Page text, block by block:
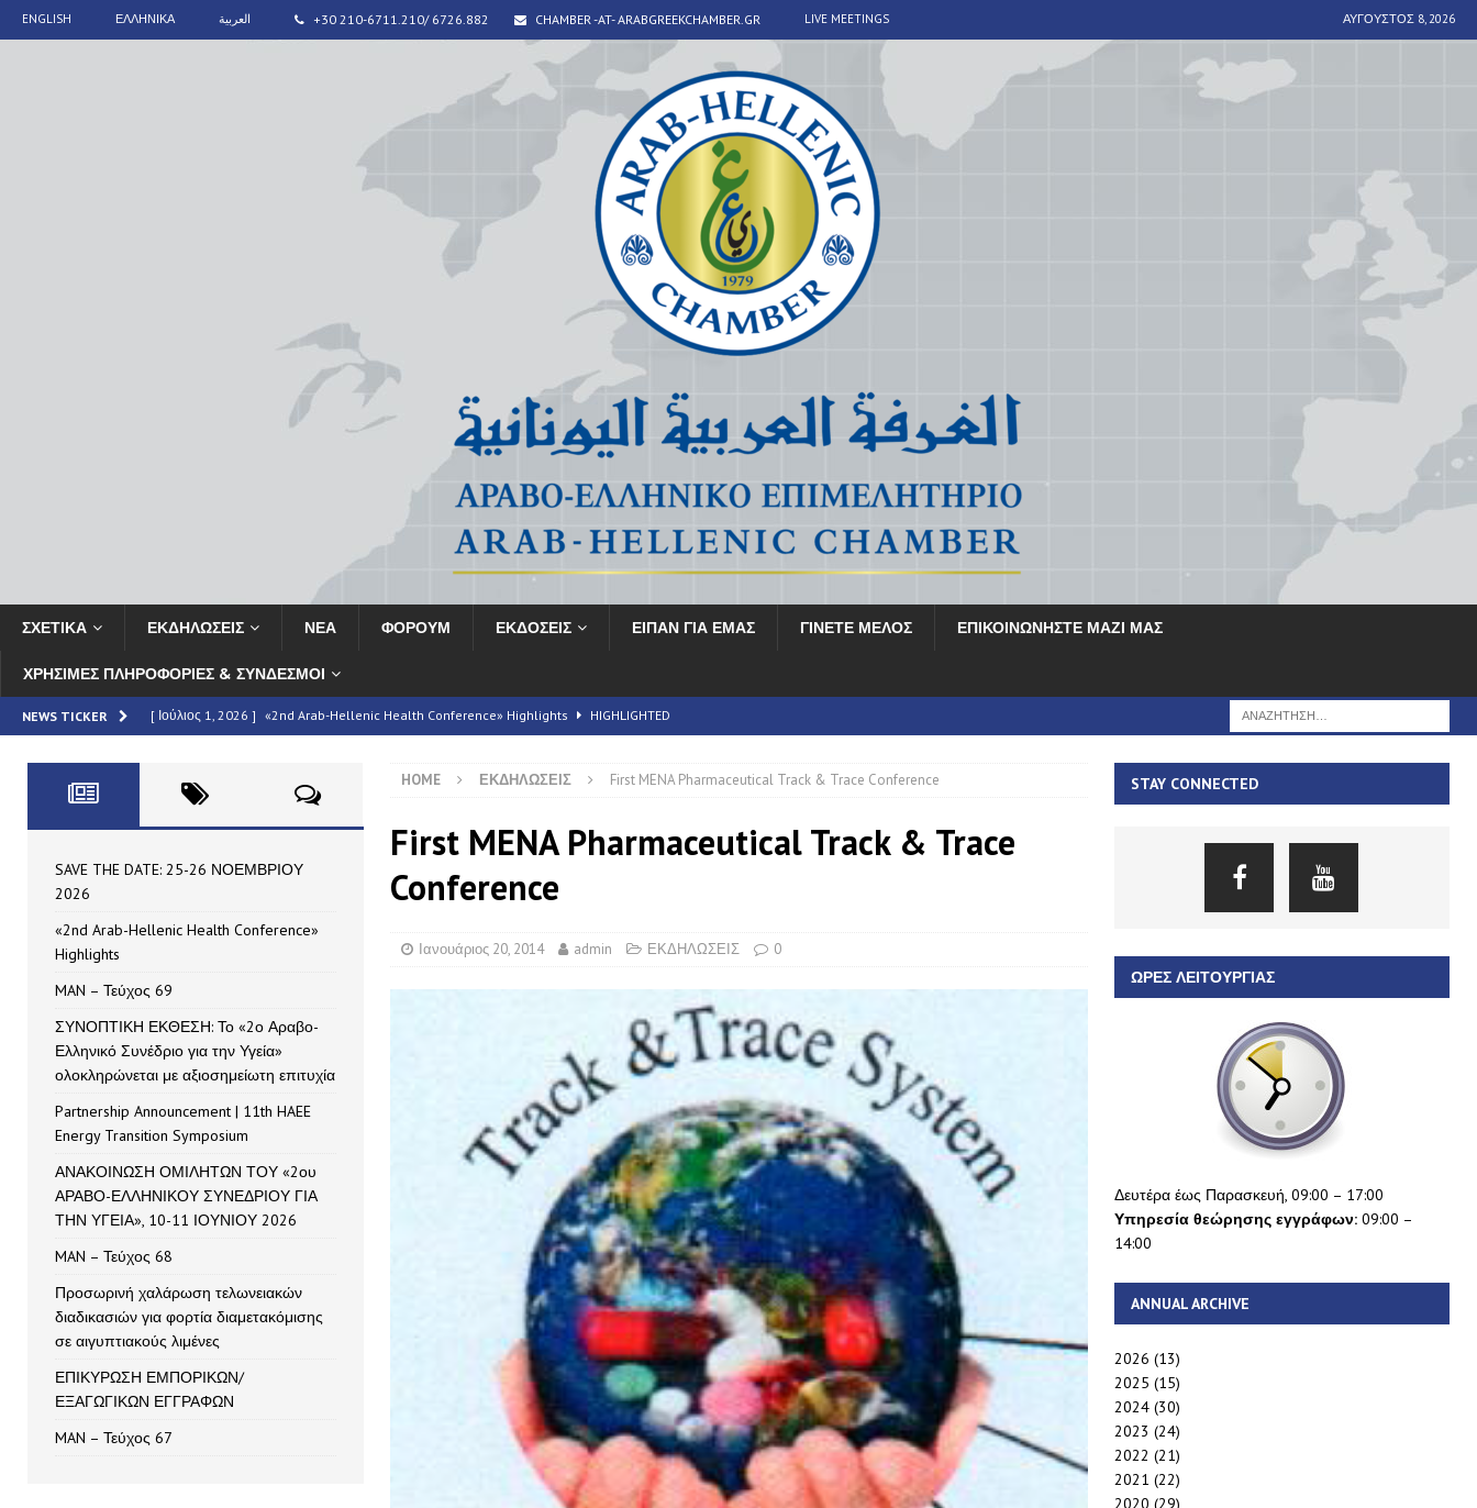
ENGLISH ΕΛΛΗΝΙΚΑ العربية +30 210-6711.210/ 6726.882 CHAMBER -AT- ARABGREEKCHAMBER.GR LIVE MEETINGS ΑΎΓΟΥΣΤΟΣ 8, 2026
ΣΧΕΤΙΚΑ ΕΚΔΗΛΩΣΕΙΣ ΝΕΑ ΦΟΡΟΥΜ ΕΚΔΟΣΕΙΣ ΕΙΠΑΝ ΓΙΑ ΕΜΑΣ ΓΙΝΕΤΕ ΜΕΛΟΣ ΕΠΙΚΟΙΝΩΝΗΣΤΕ ΜΑΖΙ ΜΑΣ
ΧΡΗΣΙΜΕΣ ΠΛΗΡΟΦΟΡΙΕΣ & ΣΥΝΔΕΣΜΟΙ
NEWS TICKER [ Ιούλιος 1, 2026 ] «2nd Arab-Hellenic Health Conference» Highlights HIGHLIGHTED
[ Ιούνιος 16, 2026 ] ΣΥΝΟΠΤΙΚΗ ΕΚΘΕΣΗ: Το «2ο Αραβο-Ελληνικό Συνέδριο για την Υγεία» ολοκληρώνεται με αξιοσημείωτη επιτυχία
HIGHLIGHTED
[ Μάιος 7, 2026 ] Partnership Announcement | 11th HAEE Energy Transition Symposium
SAVE THE DATE: 25-26 ΝΟΕΜΒΡΙΟΥ 2026 FORUMS
HOME ΕΚΔΗΛΩΣΕΙΣ First MENA Pharmaceutical Track & Trace Conference
First MENA Pharmaceutical Track & Trace
Conference
Ιανουάριος 20, 2014 admin ΕΚΔΗΛΩΣΕΙΣ 0
SAVE THE DATE: 25-26 ΝΟΕΜΒΡΙΟΥ
2026
«2nd Arab-Hellenic Health Conference»
Highlights
MAN – Τεύχος 69
ΣΥΝΟΠΤΙΚΗ ΕΚΘΕΣΗ: Το «2ο Αραβο-
Ελληνικό Συνέδριο για την Υγεία»
ολοκληρώνεται με αξιοσημείωτη επιτυχία
Partnership Announcement | 11th HAEE
Energy Transition Symposium
ΑΝΑΚΟΙΝΩΣΗ ΟΜΙΛΗΤΩΝ ΤΟΥ «2ου
ΑΡΑΒΟ-ΕΛΛΗΝΙΚΟΥ ΣΥΝΕΔΡΙΟΥ ΓΙΑ
ΤΗΝ ΥΓΕΙΑ», 10-11 ΙΟΥΝΙΟΥ 2026
MAN – Τεύχος 68
Προσωρινή χαλάρωση τελωνειακών
διαδικασιών για φορτία διαμετακόμισης
σε αιγυπτιακούς λιμένες
ΕΠΙΚΥΡΩΣΗ ΕΜΠΟΡΙΚΩΝ/
ΕΞΑΓΩΓΙΚΩΝ ΕΓΓΡΑΦΩΝ
MAN – Τεύχος 67
STAY CONNECTED
ΏΡΕΣ ΛΕΙΤΟΥΡΓΊΑΣ
Δευτέρα έως Παρασκευή, 09:00 – 17:00
Υπηρεσία θεώρησης εγγράφων:09:00 –
14:00
ANNUAL ARCHIVE
2026 (13)
2025 (15)
2024(30)
2023 (24)
2022 (21)
2021 (22)
2020 (29)